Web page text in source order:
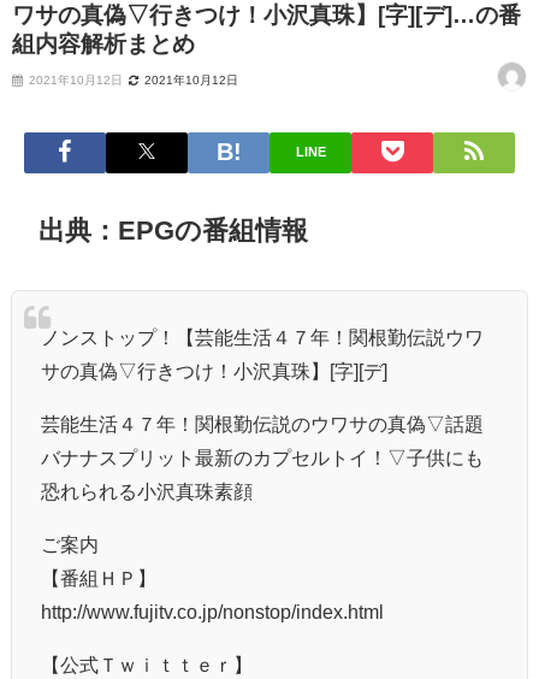
ワサの真偽▽行きつけ！小沢真珠】[字][デ]…の番
組内容解析まとめ
2021年10月12日 2021年10月12日
LINE
出典：EPGの番組情報
ノンストップ！【芸能生活４７年！関根勤伝説ウワ
サの真偽▽行きつけ！小沢真珠】[字][デ]
芸能生活４７年！関根勤伝説のウワサの真偽▽話題
バナナスプリット最新のカプセルトイ！▽子供にも
恐れられる小沢真珠素顔
ご案内
【番組ＨＰ】
http://www.fujitv.co.jp/nonstop/index.html
【公式Ｔｗｉｔｔｅｒ】